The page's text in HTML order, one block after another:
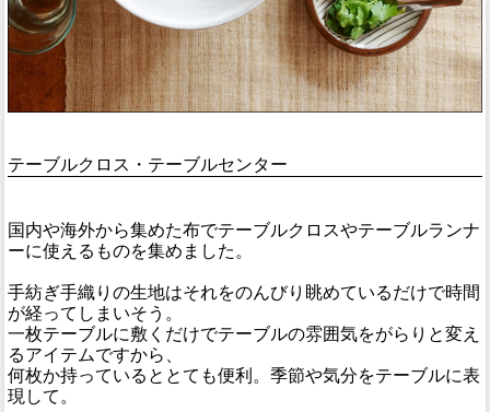
テーブルクロス・テーブルセンター
国内や海外から集めた布でテーブルクロスやテーブルランナ
ーに使えるものを集めました。
手紡ぎ手織りの生地はそれをのんびり眺めているだけで時間
が経ってしまいそう。
一枚テーブルに敷くだけでテーブルの雰囲気をがらりと変え
るアイテムですから、
何枚か持っているととても便利。季節や気分をテーブルに表
現して。